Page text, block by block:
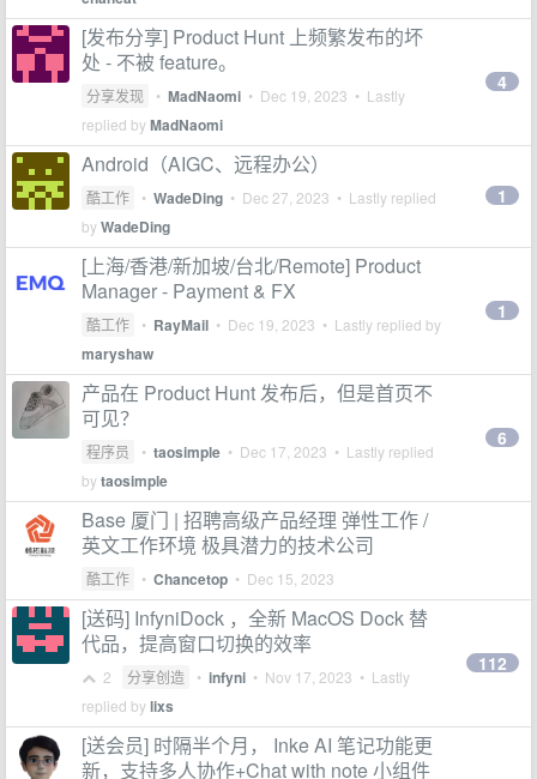
[发布分享] Product Hunt 上频繁发布的坏
处 - 不被 feature。
分享发现 • MadNaomi • Dec 19, 2023 • Lastly
replied byMadNaomi
4
Android（AIGC、远程办公）
酷工作 • WadeDing • Dec 27, 2023 • Lastly replied
byWadeDing
1
[上海/香港/新加坡/台北/Remote] Product
Manager - Payment & FX
酷工作 • RayMail • Dec 19, 2023 • Lastly replied by
maryshaw
1
产品在 Product Hunt 发布后，但是首页不
可见？
程序员 • taosimple • Dec 17, 2023 • Lastly replied
bytaosimple
6
Base 厦门 | 招聘高级产品经理 弹性工作 /
英文工作环境 极具潜力的技术公司
酷工作 • Chancetop • Dec 15, 2023
[送码] InfyniDock ，全新 MacOS Dock 替
代品，提高窗口切换的效率
2 分享创造 • infyni • Nov 17, 2023 • Lastly
replied bylixs
112
[送会员] 时隔半个月， Inke AI 笔记功能更
新，支持多人协作+Chat with note 小组件